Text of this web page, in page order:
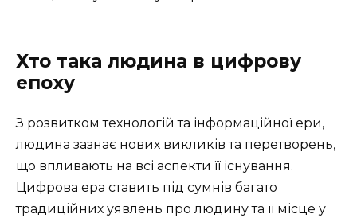
Хто така людина в цифрову
епоху
З розвитком технологій та інформаційної ери,
людина зазнає нових викликів та перетворень,
що впливають на всі аспекти її існування.
Цифрова ера ставить під сумнів багато
традиційних уявлень про людину та її місце у